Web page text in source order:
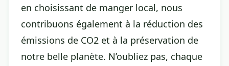
en choisissant de manger local, nous
contribuons également à la réduction des
émissions de CO2 et à la préservation de
notre belle planète. N’oubliez pas, chaque